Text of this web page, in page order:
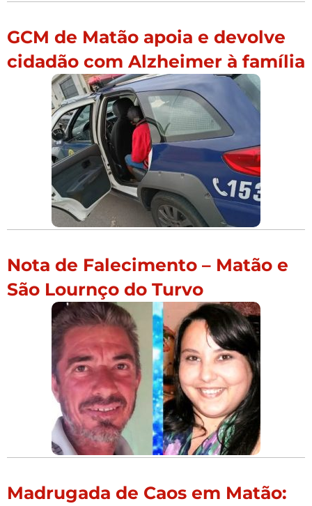
GCM de Matão apoia e devolve
cidadão com Alzheimer à família
Nota de Falecimento – Matão e
São Lournço do Turvo
Madrugada de Caos em Matão: